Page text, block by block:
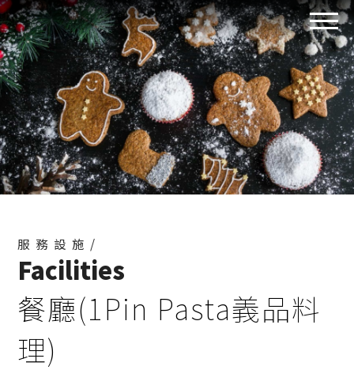
服務設施/
Facilities
餐廳(1Pin Pasta義品料
理)